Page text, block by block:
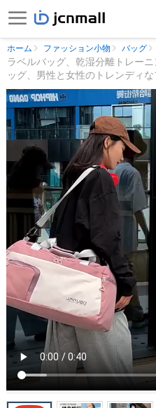
ホーム ファッション小物 バッグ
ラベルバッグ、乾湿分離トレー
ッグ、男性と女性のトレンディ